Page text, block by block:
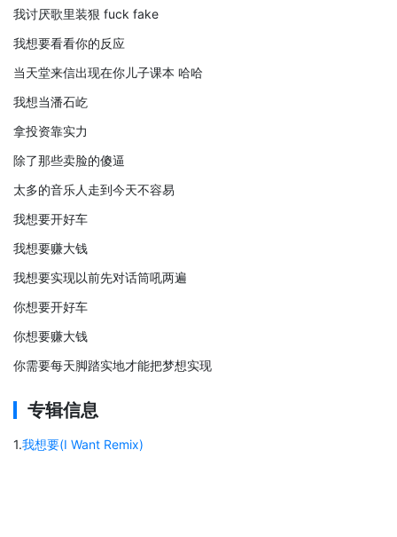
我讨厌歌里装狠 fuck fake
我想要看看你的反应
当天堂来信出现在你儿子课本 哈哈
我想当潘石屹
拿投资靠实力
除了那些卖脸的傻逼
太多的音乐人走到今天不容易
我想要开好车
我想要赚大钱
我想要实现以前先对话筒吼两遍
你想要开好车
你想要赚大钱
你需要每天脚踏实地才能把梦想实现
专辑信息
1.我想要(I Want Remix)